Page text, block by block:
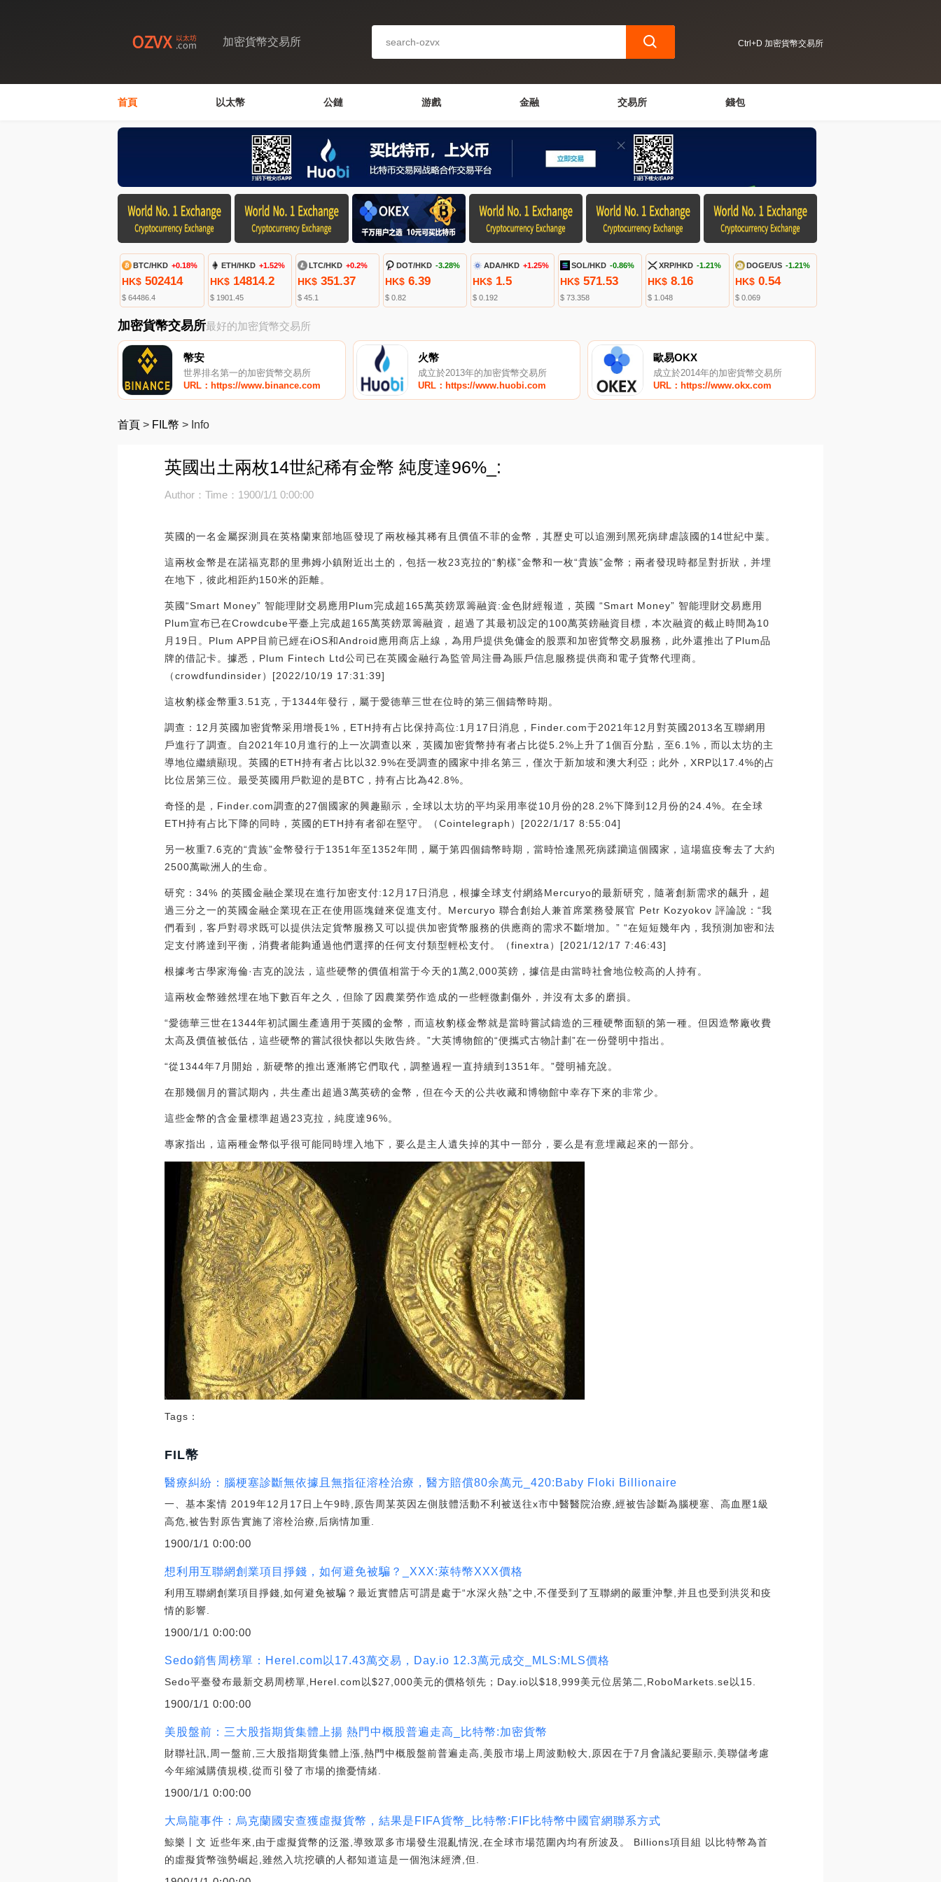
加密貨幣交易所 Ctrl+D 加密貨幣交易所
首頁 以太幣 公鏈 游戲 金融 交易所 錢包
BTC/HKD +0.18%
HK$ 502414
$ 64486.4
ETH/HKD +1.52%
HK$14814.2
$ 1901.45
LTC/HKD +0.2%
HK$351.37
$ 45.1
DOT/HKD -3.28%
HK$6.39
$ 0.82
ADA/HKD +1.25%
HK$1.5
$ 0.192
SOL/HKD -0.86%
HK$ 571.53
$ 73.358
XRP/HKD -1.21%
HK$ 8.16
$ 1.048
DOGE/US -1.21%
HK$ 0.54
$ 0.069
加密貨幣交易所最好的加密貨幣交易所
幣安
世界排名第一的加密貨幣交易所
URL：https://www.binance.com
火幣
成立於2013年的加密貨幣交易所
URL：https://www.huobi.com
歐易OKX
成立於2014年的加密貨幣交易所
URL：https://www.okx.com
首頁 > FIL幣 > Info
英國出土兩枚14世紀稀有金幣 純度達96%_:
Author：Time：1900/1/1 0:00:00
英國的一名金屬探測員在英格蘭東部地區發現了兩枚極其稀有且價值不菲的金幣，其歷史可以追溯到黑死病肆虐該國的14世紀中葉。
這兩枚金幣是在諾福克郡的里弗姆小鎮附近出土的，包括一枚23克拉的“豹樣”金幣和一枚“貴族”金幣；兩者發現時都呈對折狀，并埋
在地下，彼此相距約150米的距離。
英國“Smart Money” 智能理財交易應用Plum完成超165萬英鎊眾籌融資:金色財經報道，英國 “Smart Money” 智能理財交易應用
Plum宣布已在Crowdcube平臺上完成超165萬英鎊眾籌融資，超過了其最初設定的100萬英鎊融資目標，本次融資的截止時間為10
月19日。Plum APP目前已經在iOS和Android應用商店上線，為用戶提供免傭金的股票和加密貨幣交易服務，此外還推出了Plum品
牌的借記卡。據悉，Plum Fintech Ltd公司已在英國金融行為監管局注冊為賬戶信息服務提供商和電子貨幣代理商。
（crowdfundinsider）[2022/10/19 17:31:39]
這枚豹樣金幣重3.51克，于1344年發行，屬于愛德華三世在位時的第三個鑄幣時期。
調查：12月英國加密貨幣采用增長1%，ETH持有占比保持高位:1月17日消息，Finder.com于2021年12月對英國2013名互聯網用
戶進行了調查。自2021年10月進行的上一次調查以來，英國加密貨幣持有者占比從5.2%上升了1個百分點，至6.1%，而以太坊的主
導地位繼續顯現。英國的ETH持有者占比以32.9%在受調查的國家中排名第三，僅次于新加坡和澳大利亞；此外，XRP以17.4%的占
比位居第三位。最受英國用戶歡迎的是BTC，持有占比為42.8%。
奇怪的是，Finder.com調查的27個國家的興趣顯示，全球以太坊的平均采用率從10月份的28.2%下降到12月份的24.4%。在全球
ETH持有占比下降的同時，英國的ETH持有者卻在堅守。（Cointelegraph）[2022/1/17 8:55:04]
另一枚重7.6克的“貴族”金幣發行于1351年至1352年間，屬于第四個鑄幣時期，當時恰逢黑死病蹂躪這個國家，這場瘟疫奪去了大約
2500萬歐洲人的生命。
研究：34% 的英國金融企業現在進行加密支付:12月17日消息，根據全球支付網絡Mercuryo的最新研究，隨著創新需求的飆升，超
過三分之一的英國金融企業現在正在使用區塊鏈來促進支付。Mercuryo 聯合創始人兼首席業務發展官 Petr Kozyokov 評論說：“我
們看到，客戶對尋求既可以提供法定貨幣服務又可以提供加密貨幣服務的供應商的需求不斷增加。” “在短短幾年內，我預測加密和法
定支付將達到平衡，消費者能夠通過他們選擇的任何支付類型輕松支付。（finextra）[2021/12/17 7:46:43]
根據考古學家海倫·吉克的說法，這些硬幣的價值相當于今天的1萬2,000英鎊，據信是由當時社會地位較高的人持有。
這兩枚金幣雖然埋在地下數百年之久，但除了因農業勞作造成的一些輕微劃傷外，并沒有太多的磨損。
“愛德華三世在1344年初試圖生產適用于英國的金幣，而這枚豹樣金幣就是當時嘗試鑄造的三種硬幣面額的第一種。但因造幣廠收費
太高及價值被低估，這些硬幣的嘗試很快都以失敗告終。”大英博物館的“便攜式古物計劃”在一份聲明中指出。
“從1344年7月開始，新硬幣的推出逐漸將它們取代，調整過程一直持續到1351年。”聲明補充說。
在那幾個月的嘗試期內，共生產出超過3萬英磅的金幣，但在今天的公共收藏和博物館中幸存下來的非常少。
這些金幣的含金量標準超過23克拉，純度達96%。
專家指出，這兩種金幣似乎很可能同時埋入地下，要么是主人遺失掉的其中一部分，要么是有意埋藏起來的一部分。
Tags：
FIL幣
醫療糾紛：腦梗塞診斷無依據且無指征溶栓治療，醫方賠償80余萬元_420:Baby Floki Billionaire
一、基本案情 2019年12月17日上午9時,原告周某英因左側肢體活動不利被送往x市中醫醫院治療,經被告診斷為腦梗塞、高血壓1級
高危,被告對原告實施了溶栓治療,后病情加重.
1900/1/1 0:00:00
想利用互聯網創業項目掙錢，如何避免被騙？_XXX:萊特幣XXX價格
利用互聯網創業項目掙錢,如何避免被騙？最近實體店可謂是處于“水深火熱”之中,不僅受到了互聯網的嚴重沖擊,并且也受到洪災和疫
情的影響.
1900/1/1 0:00:00
Sedo銷售周榜單：Herel.com以17.43萬交易，Day.io 12.3萬元成交_MLS:MLS價格
Sedo平臺發布最新交易周榜單,Herel.com以$27,000美元的價格領先；Day.io以$18,999美元位居第二,RoboMarkets.se以15.
1900/1/1 0:00:00
美股盤前：三大股指期貨集體上揚 熱門中概股普遍走高_比特幣:加密貨幣
財聯社訊,周一盤前,三大股指期貨集體上漲,熱門中概股盤前普遍走高,美股市場上周波動較大,原因在于7月會議紀要顯示,美聯儲考慮
今年縮減購債規模,從而引發了市場的擔憂情緒.
1900/1/1 0:00:00
大烏龍事件：烏克蘭國安查獲虛擬貨幣，結果是FIFA貨幣_比特幣:FIF比特幣中國官網聯系方式
鯨樂丨文 近些年來,由于虛擬貨幣的泛濫,導致眾多市場發生混亂情況,在全球市場范圍內均有所波及。 Billions項目組 以比特幣為首
的虛擬貨幣強勢崛起,雖然入坑挖礦的人都知道這是一個泡沫經濟,但.